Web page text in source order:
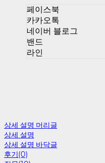
페이스북
카카오톡
네이버 블로그
밴드
라인
상세 설명 머리글
상세 설명
상세 설명 바닥글
후기(0)